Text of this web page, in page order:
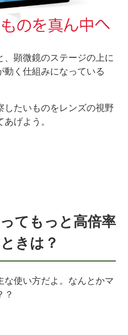
、顕微鏡のステージの上に
動く仕組みになっている
したいものをレンズの視野
げよう。
てもっと高倍率
きは？
な使い方だよ。なんとかマ
？